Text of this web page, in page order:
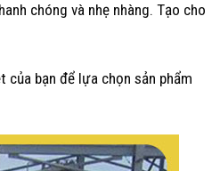
chóng và nhẹ nhàng. Tạo cho
của bạn để lựa chọn sản phẩm